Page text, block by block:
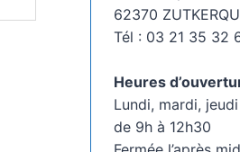
62370
Tél : 03 21 35 32
Heures
Lundi, mardi,
de 9h à 12h30